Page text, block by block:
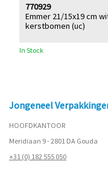
Emmer 21/15x19 cm
kerstbomen (uc)
770929
In Stock
Jongeneel
HOOFDKANTOOR
Meridiaan 9 - 2801 DA Gouda
+31 (0) 182 555 050